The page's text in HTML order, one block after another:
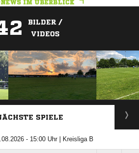
IM ÜBERBLICK
BILDER /
VIDEOS
ANZEIGE
SPIELE
- 15:00 Uhr | Kreisliga B